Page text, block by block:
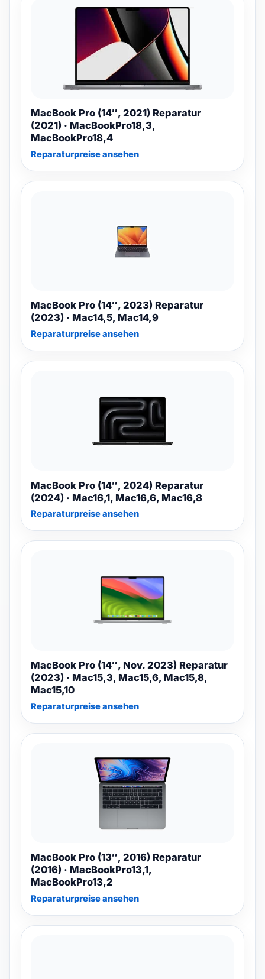
MacBook Pro (14″, 2021) Reparatur
(2021) · MacBookPro18,3,
MacBookPro18,4
Reparaturpreise ansehen
MacBook Pro (14″, 2023) Reparatur
(2023) · Mac14,5, Mac14,9
Reparaturpreise ansehen
MacBook Pro (14″, 2024) Reparatur
(2024) · Mac16,1, Mac16,6, Mac16,8
Reparaturpreise ansehen
MacBook Pro (14″, Nov. 2023) Reparatur
(2023) · Mac15,3, Mac15,6, Mac15,8,
Mac15,10
Reparaturpreise ansehen
MacBook Pro (13″, 2016) Reparatur
(2016) · MacBookPro13,1,
MacBookPro13,2
Reparaturpreise ansehen